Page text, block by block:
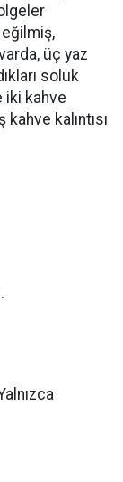
üç yaz
soluk
iki kahve
kalıntısı